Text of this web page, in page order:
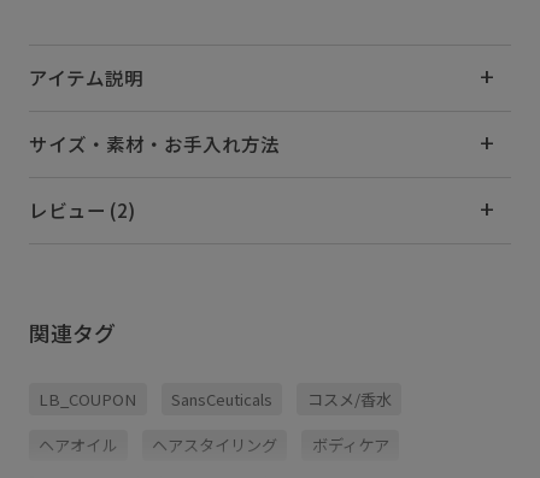
アイテム説明
サイズ・素材・お手入れ方法
レビュー (2)
関連タグ
LB_COUPON SansCeuticals コスメ/香水
ヘアオイル ヘアスタイリング ボディケア